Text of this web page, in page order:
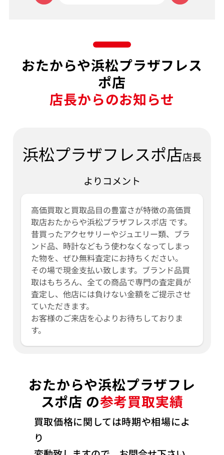
おたからや浜松プラザフレス
ポ店
店長からのお知らせ
浜松プラザフレスポ店店長
よりコメント
高価買取と買取品目の豊富さが特徴の高価買
取店おたからや浜松プラザフレスポ店 です。
昔買ったアクセサリーやジュエリー類、ブラ
ンド品、時計などもう使わなくなってしまっ
た物を、ぜひ無料査定にお持ちください。
その場で現金支払い致します。ブランド品買
取はもちろん、全ての商品で専門の査定員が
査定し、他店には負けない金額をご提示させ
ていただきます。
お客様のご来店を心よりお待ちしておりま
す。
おたからや浜松プラザフレ
スポ店 の参考買取実績
買取価格に関しては時期や相場によ
り